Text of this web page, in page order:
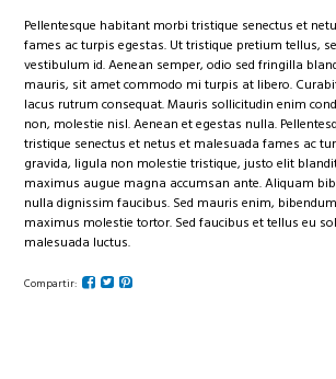
Pellentesque habitant morbi tristique senectus et
fames ac turpis egestas. Ut tristique pretium tellus,
vestibulum id. Aenean semper, odio sed fringilla
mauris, sit amet commodo mi turpis at libero.
lacus rutrum consequat. Mauris sollicitudin enim
non, molestie nisl. Aenean et egestas nulla.
tristique senectus et netus et malesuada fames ac
gravida, ligula non molestie tristique, justo elit
maximus augue magna accumsan ante. Aliquam
nulla dignissim faucibus. Sed mauris enim,
maximus molestie tortor. Sed faucibus et tellus eu
malesuada luctus.
Compartir: